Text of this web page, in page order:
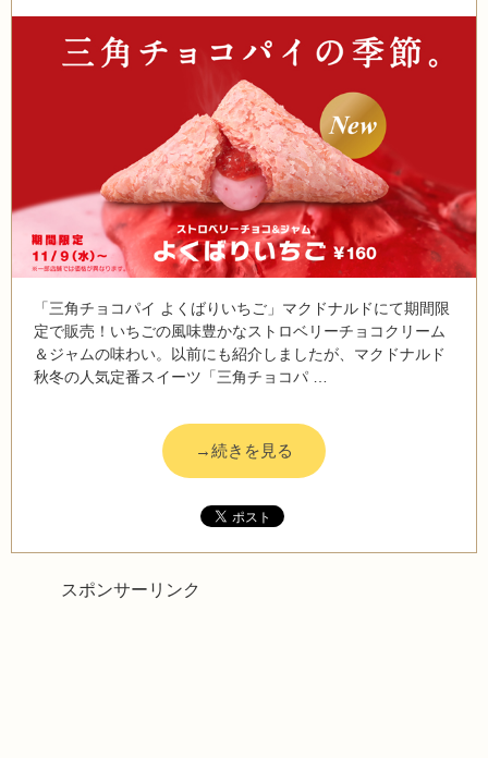
「三角チョコパイ よくばりいちご」マクドナルドにて期間限
定で販売！いちごの風味豊かなストロベリーチョコクリーム
＆ジャムの味わい。以前にも紹介しましたが、マクドナルド
秋冬の人気定番スイーツ「三角チョコパ …
→続きを見る
スポンサーリンク